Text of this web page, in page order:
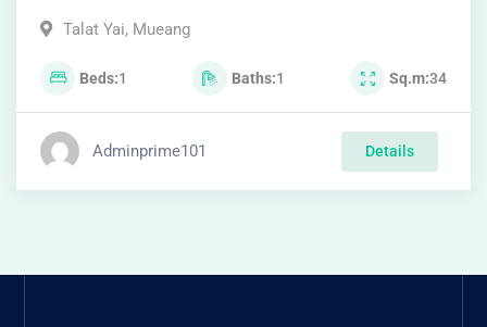
Talat Yai, Mueang
Beds 1 Baths 1 Sq.m 34
Adminprime101 Details